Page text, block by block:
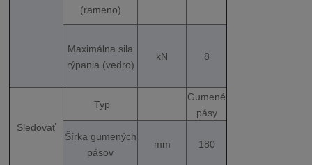
(rameno)
Maximálna sila
rýpania (vedro)
kN 8
Sledovať
Typ
Gumené
pásy
Šírka gumených
pásov
mm 180